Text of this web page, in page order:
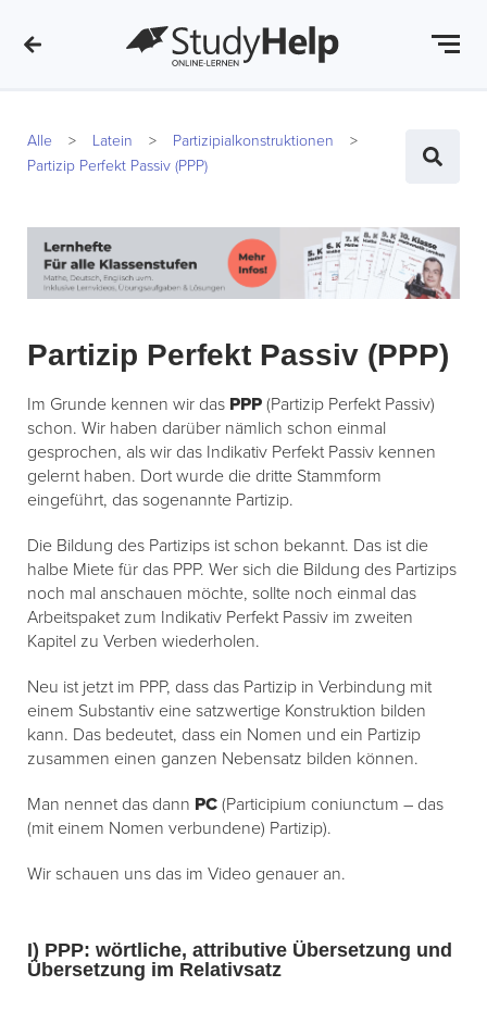
Alle Latein
Partizipialkonstruktionen
Partizip Perfekt Passiv (PPP)
Partizip Perfekt Passiv (PPP)
Im Grunde kennen wir das PPP (Partizip Perfekt Passiv)
schon. Wir haben darüber nämlich schon einmal
gesprochen, als wir das Indikativ Perfekt Passiv kennen
gelernt haben. Dort wurde die dritte Stammform
eingeführt, das sogenannte Partizip.
Die Bildung des Partizips ist schon bekannt. Das ist die
halbe Miete für das PPP. Wer sich die Bildung des Partizips
noch mal anschauen möchte, sollte noch einmal das
Arbeitspaket zum Indikativ Perfekt Passiv im zweiten
Kapitel zu Verben wiederholen.
Neu ist jetzt im PPP, dass das Partizip in Verbindung mit
einem Substantiv eine satzwertige Konstruktion bilden
kann. Das bedeutet, dass ein Nomen und ein Partizip
zusammen einen ganzen Nebensatz bilden können.
Man nennet das dann PC (Participium coniunctum – das
(mit einem Nomen verbundene) Partizip).
Wir schauen uns das im Video genauer an.
I) PPP: wörtliche, attributive Übersetzung und
Übersetzung im Relativsatz